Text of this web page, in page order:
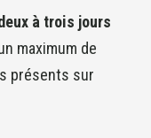
à trois jours
maximum de
présents sur